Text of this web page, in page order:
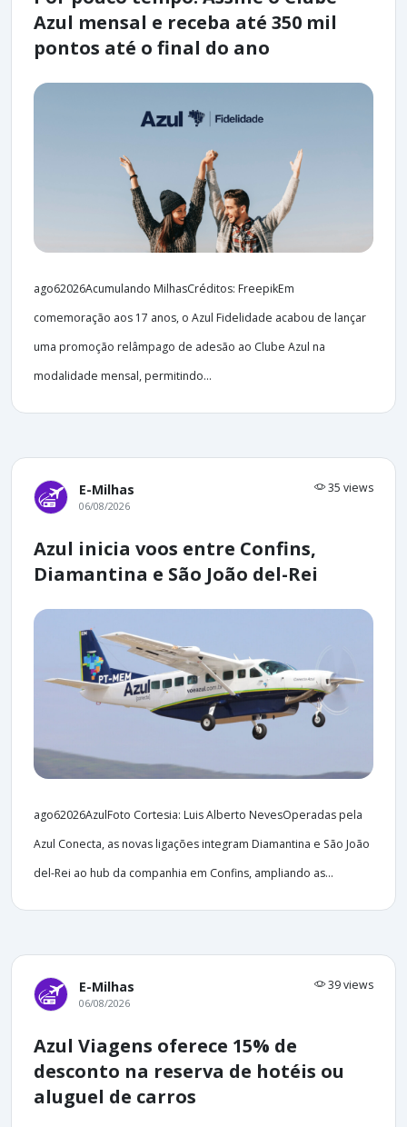
Azul mensal e receba até 350 mil
pontos até o final do ano
ago62026Acumulando MilhasCréditos: FreepikEm
comemoração aos 17 anos, o Azul Fidelidade acabou de lançar
uma promoção relâmpago de adesão ao Clube Azul na
modalidade mensal, permitindo...
E-Milhas 35 views
06/08/2026
Azul inicia voos entre Confins,
Diamantina e São João del-Rei
ago62026AzulFoto Cortesia: Luis Alberto NevesOperadas pela
Azul Conecta, as novas ligações integram Diamantina e São João
del-Rei ao hub da companhia em Confins, ampliando as...
E-Milhas 39 views
06/08/2026
Azul Viagens oferece 15% de
desconto na reserva de hotéis ou
aluguel de carros